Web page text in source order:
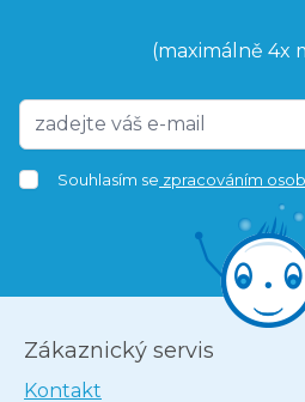
(maximálně 4x
Souhlasím se zpracováním
Zákaznický servis
Kontakt